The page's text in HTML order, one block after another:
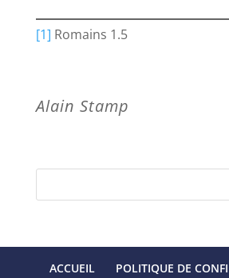
[1] Romains 1.5
Alain Stamp
ACCUEIL POLITIQUE DE